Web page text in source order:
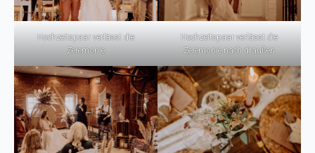
Hochzeitspaar verlässt die
Zeremonie
Hochzeitspaar verlässt die
Zeremonie nach draußen